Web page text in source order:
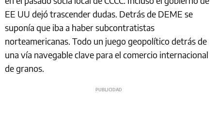
EE UU dejó trascender dudas. Detrás de DEME se
suponía que iba a haber subcontratistas
norteamericanas. Todo un juego geopolítico detrás de
una vía navegable clave para el comercio internacional
de granos.